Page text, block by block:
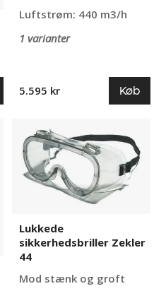
Luftstrøm: 440 m3/h
1 varianter
5.595 kr Køb
Lukkede
sikkerhedsbriller
Zekler
44
Lukkede
sikkerhedsbriller Zekler
44
Mod stænk og groft